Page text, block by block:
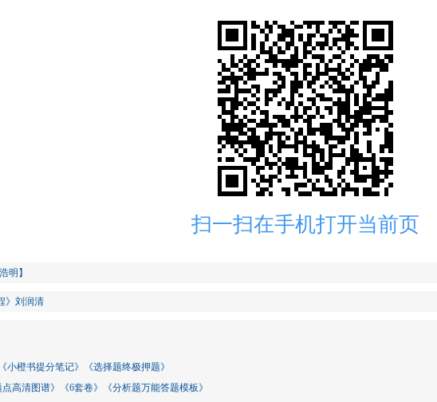
扫一扫在手机打开当前页
明】
》刘润清
小橙书提分笔记》《选择题终极押题》
高清图谱》《6套卷》《分析题万能答题模板》